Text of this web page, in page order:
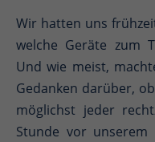
Wir hatten uns
welche Geräte zum
Und wie meist,
Gedanken darüber,
möglichst jeder
Stunde vor unserem